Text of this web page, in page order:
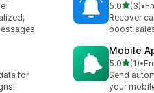
5.0별 5개
(3)
총 리뷰 3개
•
Recover
boost
for
Mobile
5.0별 5개
(1)
총 리뷰 1개
•
Send
your